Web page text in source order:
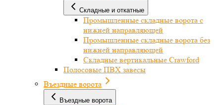
Складные и откатные
Промышленные складные ворота с
нижней направляющей
Промышленные складные ворота без
нижней направляющей
Складные вертикальные Crawford
Полосовые ПВХ завесы
Въездные ворота
Въездные ворота